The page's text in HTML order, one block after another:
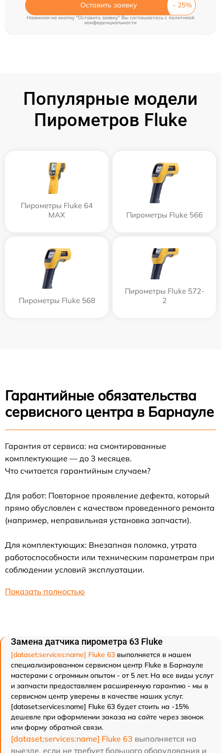
Оставить заявку
Нажимая на кнопку "Оставить заявку" Вы соглашаетесь cполитикой
конфиденциальности
Популярные модели
Пирометров Fluke
Пирометры Fluke 64
MAX
Пирометры Fluke 566
Пирометры Fluke 568
Пирометры Fluke 572-
2
Гарантийные обязательства
сервисного центра в Барнауле
Гарантия от сервиса: на смонтированные
комплектующие — до 3 месяцев.
Что считается гарантийным случаем?
Для работ: Повторное проявление дефекта, который
прямо обусловлен с качеством проведенного ремонта
(например, неправильная установка запчасти).
Для комплектующих: Внезапная поломка, утрата
работоспособности или техническим параметрам при
соблюдении условий эксплуатации.
Показать полностью
Замена датчика пирометра 63 Fluke
[dataset:services:name] Fluke 63 выполняется в нашем
специализированном сервисном центр Fluke в Барнауле
мастерами с огромным опытом - от 5 лет. На все виды услуг
и запчасти предоставляем расширенную гарантию - мы в
сервисном центр уверены в качестве наших услуг.
[dataset:services:name] Fluke 63 будет стоить на -15%
дешевле при оформлении заказа на сайте через звонок
или форму обратной связи.
[dataset:services:name] Fluke 63 выполняется на
выезде, если не требует большого оборудования и